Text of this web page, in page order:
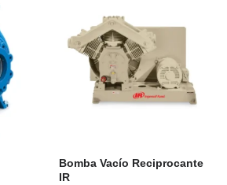
Bomba Vacío Reciprocante
IR